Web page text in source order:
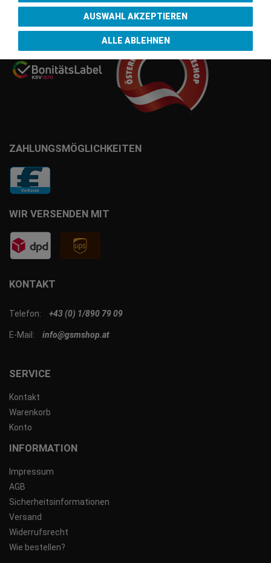
SERVICE
Kontakt
Warenkorb
Konto
INFORMATION
Impressum
AGB
Sicherheitsinformationen
Versand
Widerrufsrecht
Wie bestellen?
KONTAKT
Telefon: +43 (0) 1/890 79 09
E-Mail: info@gsmshop.at
ZAHLUNGSMÖGLICHKEITEN
WIR VERSENDEN MIT
Gütesiegel
AUSWAHL AKZEPTIEREN
ALLE ABLEHNEN